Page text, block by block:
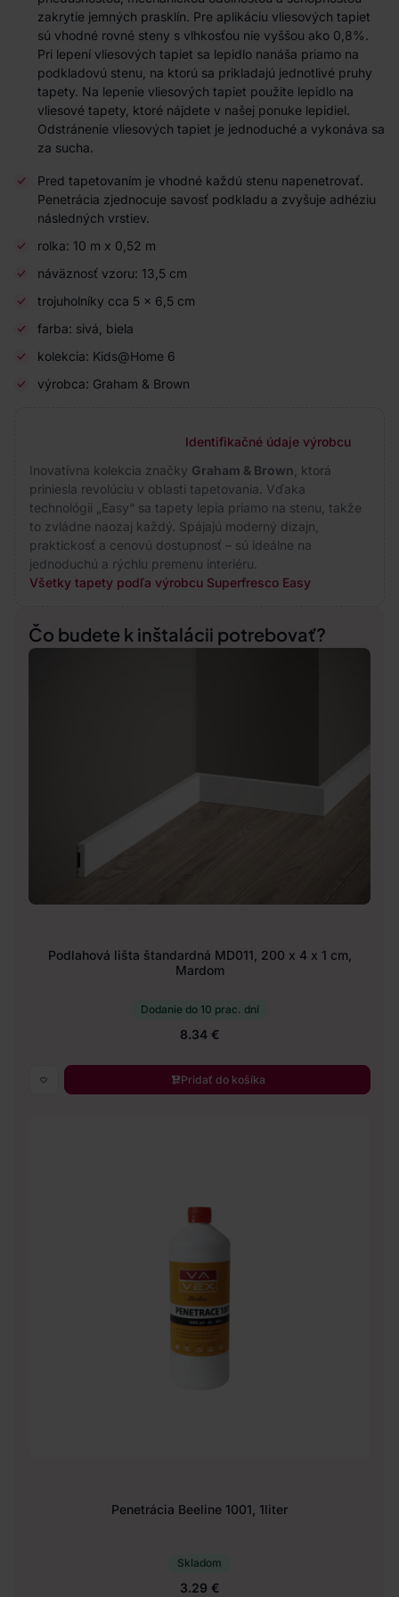
zakrytie jemných prasklín. Pre aplikáciu vliesových tapiet
sú vhodné rovné steny s vlhkosťou nie vyššou ako 0,8%.
Pri lepení vliesových tapiet sa lepidlo nanáša priamo na
podkladovú stenu, na ktorú sa prikladajú jednotlivé pruhy
tapety. Na lepenie vliesových tapiet použite lepidlo na
vliesové tapety, ktoré nájdete v našej ponuke lepidiel.
Odstránenie vliesových tapiet je jednoduché a vykonáva sa
za sucha.
Pred tapetovaním je vhodné každú stenu napenetrovať.
Penetrácia zjednocuje savosť podkladu a zvyšuje adhéziu
následných vrstiev.
rolka: 10 m x 0,52 m
náväznosť vzoru: 13,5 cm
trojuholníky cca 5 x 6,5 cm
farba: sivá, biela
kolekcia: Kids@Home 6
výrobca: Graham & Brown
Identifikačné údaje výrobcu
Inovatívna kolekcia značky Graham & Brown , ktorá
priniesla revolúciu v oblasti tapetovania. Vďaka
technológii „Easy“ sa tapety lepia priamo na stenu, takže
to zvládne naozaj každý. Spájajú moderný dizajn,
praktickosť a cenovú dostupnosť – sú ideálne na
jednoduchú a rýchlu premenu interiéru.
Všetky tapety podľa výrobcu Superfresco Easy
Čo budete k inštalácii potrebovať?
Podlahová lišta štandardná MD011, 200 x 4 x 1 cm,
Mardom
Dodanie do 10 prac. dní
8.34 €
Pridať do košíka
Penetrácia Beeline 1001, 1liter
Skladom
3.29 €